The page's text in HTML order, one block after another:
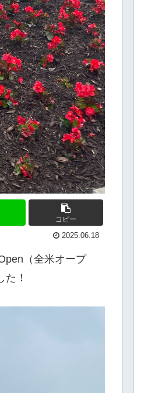
コピー
2025.06.18
（全米オープ
！